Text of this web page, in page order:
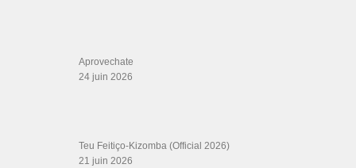
Aprovechate
24 juin 2026
Teu Feitiço-Kizomba (Official 2026)
21 juin 2026